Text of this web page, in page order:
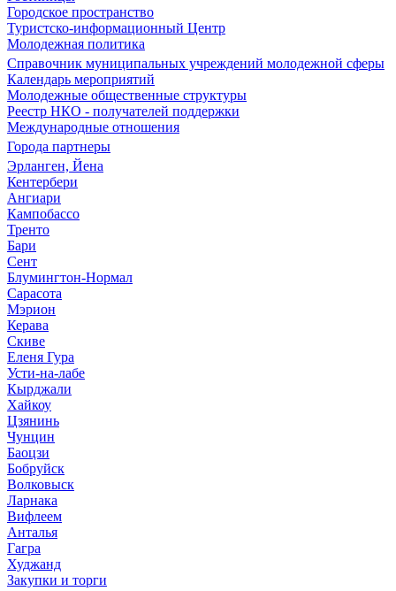
Городское пространство
Туристско-информационный Центр
Молодежная политика
Справочник муниципальных учреждений молодежной сферы
Календарь мероприятий
Молодежные общественные структуры
Реестр НКО - получателей поддержки
Международные отношения
Города партнеры
Эрланген, Йена
Кентербери
Ангиари
Кампобассо
Тренто
Бари
Сент
Блумингтон-Нормал
Сарасота
Мэрион
Керава
Скиве
Еленя Гура
Усти-на-лабе
Кырджали
Хайкоу
Цзянинь
Чунцин
Баоцзи
Бобруйск
Волковыск
Ларнака
Вифлеем
Анталья
Гагра
Худжанд
Закупки и торги